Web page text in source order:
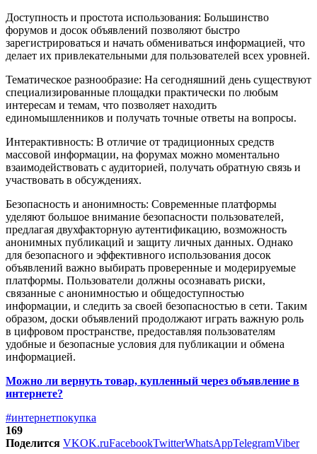
Доступность и простота использования: Большинство
форумов и досок объявлений позволяют быстро
зарегистрироваться и начать обмениваться информацией, что
делает их привлекательными для пользователей всех уровней.
Тематическое разнообразие: На сегодняшний день существуют
специализированные площадки практически по любым
интересам и темам, что позволяет находить
единомышленников и получать точные ответы на вопросы.
Интерактивность: В отличие от традиционных средств
массовой информации, на форумах можно моментально
взаимодействовать с аудиторией, получать обратную связь и
участвовать в обсуждениях.
Безопасность и анонимность: Современные платформы
уделяют большое внимание безопасности пользователей,
предлагая двухфакторную аутентификацию, возможность
анонимных публикаций и защиту личных данных. Однако
для безопасного и эффективного использования досок
объявлений важно выбирать проверенные и модерируемые
платформы. Пользователи должны осознавать риски,
связанные с анонимностью и общедоступностью
информации, и следить за своей безопасностью в сети. Таким
образом, доски объявлений продолжают играть важную роль
в цифровом пространстве, предоставляя пользователям
удобные и безопасные условия для публикации и обмена
информацией.
Можно ли вернуть товар, купленный через объявление в
интернете?
#интернетпокупка
169
Поделится VKOK.ruFacebookTwitterWhatsAppTelegramViber